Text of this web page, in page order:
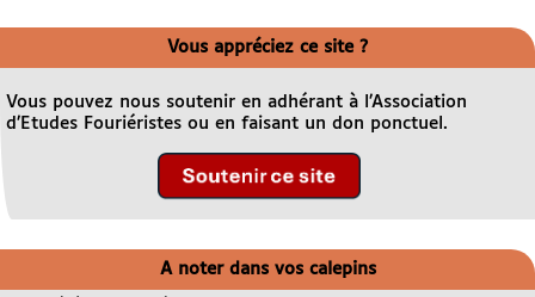
Vous appréciez ce site ?
Vous pouvez nous soutenir en adhérant à l’Association
d’Etudes Fouriéristes ou en faisant un don ponctuel.
A noter dans vos calepins